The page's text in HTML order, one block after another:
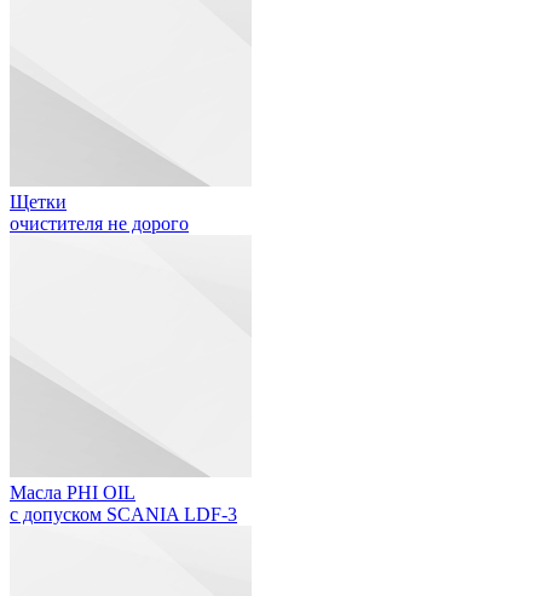
Щетки
очистителя не дорого
Масла PHI OIL
с допуском SCANIA LDF-3